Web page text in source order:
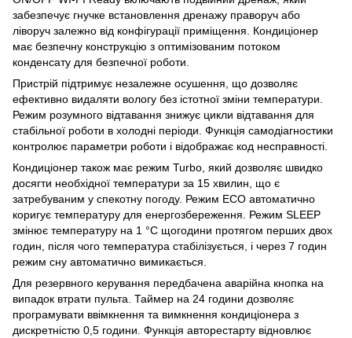
забезпечує гнучке встановлення дренажу праворуч або
ліворуч залежно від конфігурації приміщення. Кондиціонер
має безпечну конструкцію з оптимізованим потоком
конденсату для безпечної роботи.
Пристрій підтримує незалежне осушення, що дозволяє
ефективно видаляти вологу без істотної зміни температури.
Режим розумного відтавання знижує цикли відтавання для
стабільної роботи в холодні періоди. Функція самодіагностики
контролює параметри роботи і відображає код несправності.
Кондиціонер також має режим Turbo, який дозволяє швидко
досягти необхідної температури за 15 хвилин, що є
затребуваним у спекотну погоду. Режим ECO автоматично
коригує температуру для енергозбереження. Режим SLEEP
змінює температуру на 1 °С щогодини протягом перших двох
годин, після чого температура стабілізується, і через 7 годин
режим сну автоматично вимикається.
Для резервного керування передбачена аварійна кнопка на
випадок втрати пульта. Таймер на 24 години дозволяє
програмувати ввімкнення та вимкнення кондиціонера з
дискретністю 0,5 години. Функція авторестарту відновлює